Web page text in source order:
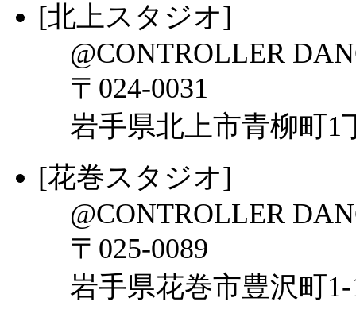
[北上スタジオ]
@CONTROLLER
〒024-0031
岩手県北上市青柳町1
[花巻スタジオ]
@CONTROLLER
〒025-0089
岩手県花巻市豊沢町